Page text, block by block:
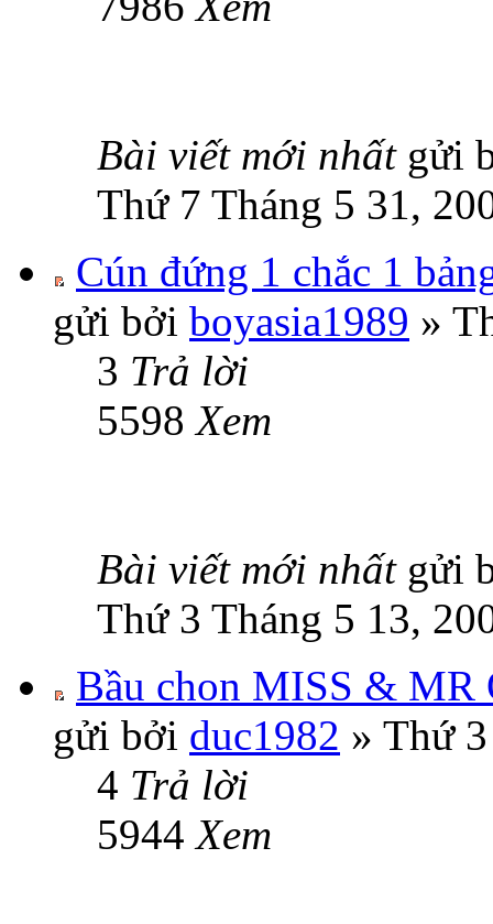
Bài viết mới nhất gửi
Thứ 7 Tháng 5 31,
Cún đứng 1 chắc 1
gửi bởi boyasia1989 »
3 Trả lời
5598Xem
Bài viết mới nhất gửi
Thứ 3 Tháng 5 13,
Bầu chon MISS & MR
gửi bởi duc1982 » Thứ
4 Trả lời
5944Xem